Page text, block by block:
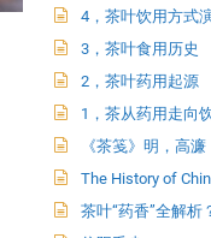
4，茶叶饮用方式
3，茶叶食用历史
2，茶叶药用起源
1，茶从药用走向
《茶笺》明，高濂
The History of
茶叶“药香”全解析